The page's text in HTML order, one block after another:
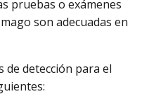
pruebas o exámenes
son adecuadas en
de detección para el